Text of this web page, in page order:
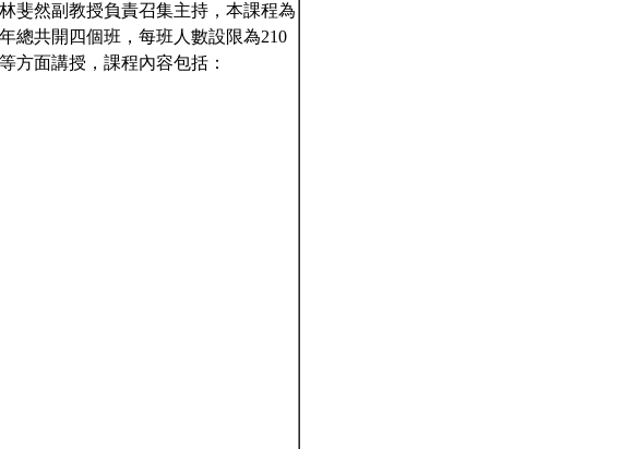
斐然副教授負責召集主持，本課程為
總共開四個班，每班人數設限為210
方面講授，課程內容包括：